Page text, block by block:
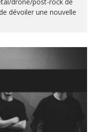
dévoiler une nouvelle